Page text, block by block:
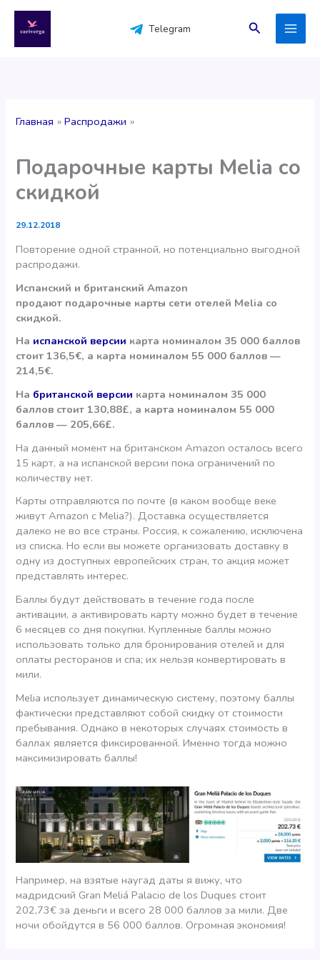
содержимому
Telegram Поиск
Главная Распродажи
Подарочные карты Melia со
скидкой
29.12.2018
Повторение одной странной, но потенциально выгодной
распродажи.
Испанский и британский Amazon
продают подарочные карты сети отелей Melia cо
скидкой.
На испанской версии карта номиналом 35 000 баллов
стоит 136,5€, а карта номиналом 55 000 баллов —
214,5€.
На британской версии карта номиналом 35 000
баллов стоит 130,88£, а карта номиналом 55 000
баллов — 205,66£.
На данный момент на британском Amazon осталось всего
15 карт, а на испанской версии пока ограничений по
количеству нет.
Карты отправляются по почте (в каком вообще веке
живут Amazon с Melia?). Доставка осуществляется
далеко не во все страны. Россия, к сожалению, исключена
из списка. Но если вы можете организовать доставку в
одну из доступных европейских стран, то акция может
представлять интерес.
Баллы будут действовать в течение года после
активации, а активировать карту можно будет в течение
6 месяцев со дня покупки. Купленные баллы можно
использовать только для бронирования отелей и для
оплаты ресторанов и спа; их нельзя конвертировать в
мили.
Melia использует динамическую систему, поэтому баллы
фактически представляют собой скидку от стоимости
пребывания. Однако в некоторых случаях стоимость в
баллах является фиксированной. Именно тогда можно
максимизировать баллы!
Например, на взятые наугад даты я вижу, что
мадридский Gran Meliá Palacio de los Duques стоит
202,73€ за деньги и всего 28 000 баллов за мили. Две
ночи обойдутся в 56 000 баллов. Огромная экономия!